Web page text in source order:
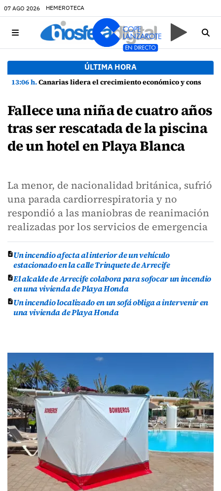
07 AGO 2026 HEMEROTECA
ÚLTIMA HORA
13:06 h.Canarias lidera el crecimiento económico y consolida su recuperación con un empleo en máximos históricos
Fallece una niña de cuatro años
tras ser rescatada de la piscina
de un hotel en Playa Blanca
La menor, de nacionalidad británica, sufrió
una parada cardiorrespiratoria y no
respondió a las maniobras de reanimación
realizadas por los servicios de emergencia
Un incendio afecta al interior de un vehículo
estacionado en la calle Trinquete de Arrecife
El alcalde de Arrecife colabora para sofocar un incendio
en una vivienda de Playa Honda
Un incendio localizado en un sofá obliga a intervenir en
una vivienda de Playa Honda